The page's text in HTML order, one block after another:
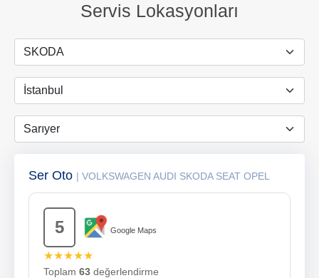
Servis Lokasyonları
Ser Oto | VOLKSWAGEN AUDI SKODA SEAT OPEL
5 Google Maps
★★★★★
Toplam 63 değerlendirme